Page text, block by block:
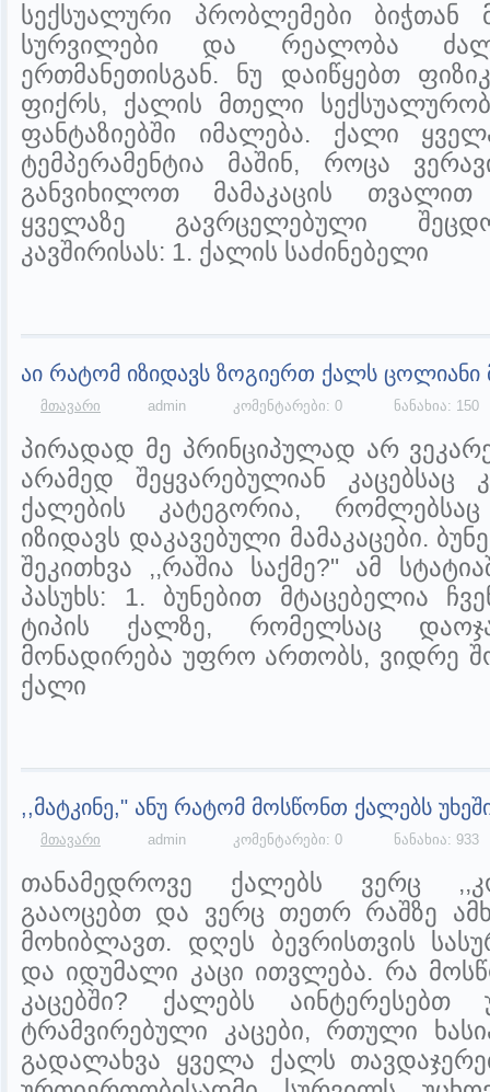
სექსუალური პრობლემები ბიჭთან
სურვილები და რეალობა
ერთმანეთისგან. ნუ დაიწყებთ
ფიქრს, ქალის მთელი
ფანტაზიებში იმალება. ქალი
ტემპერამენტია მაშინ, როცა
განვიხილოთ მამაკაცის
ყველაზე გავრცელებული
კავშირისას: 1. ქალის საძინებელი
აი რატომ იზიდავს ზოგიერთ ქალს ცოლიანი
მთავარი admin კომენტარები: 0 ნანახია: 150
პირადად მე პრინციპულად არ
არამედ შეყვარებულიან კაცებსაც
ქალების კატეგორია, რომლებსაც
იზიდავს დაკავებული მამაკაცები.
შეკითხვა ,,რაშია საქმე?" ამ
პასუხს: 1. ბუნებით მტაცებელია
ტიპის ქალზე, რომელსაც
მონადირება უფრო ართობს, ვიდრე
ქალი
,,მატკინე," ანუ რატომ მოსწონთ ქალებს
მთავარი admin კომენტარები: 0 ნანახია: 933
თანამედროვე ქალებს ვერც
გააოცებთ და ვერც თეთრ რაშზე
მოხიბლავთ. დღეს ბევრისთვის
და იდუმალი კაცი ითვლება. რა
კაცებში? ქალებს აინტერესებთ
ტრამვირებული კაცები, რთული
გადალახვა ყველა ქალს